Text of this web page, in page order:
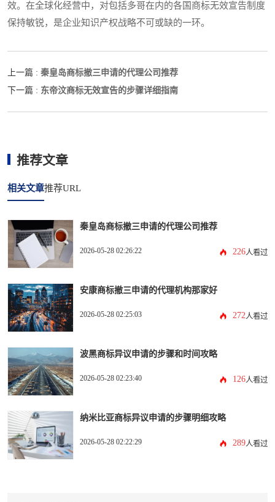
效。在全球化经营中，对包括多哥在内的各国商标无效宣告制度
保持敏锐，是企业知识产权战略不可或缺的一环。
上一篇 : 秦皇岛商标撤三申请的代理公司推荐
下一篇 : 东帝汶商标无效宣告的步骤详细指南
推荐文章
相关文章推荐URL
秦皇岛商标撤三申请的代理公司推荐
2026-05-28 02:26:22 226人看过
安康商标撤三申请的代理机构那家好
2026-05-28 02:25:03 272人看过
波黑商标异议申请的步骤和时间攻略
2026-05-28 02:23:40 126人看过
纳米比亚商标异议申请的步骤明细攻略
2026-05-28 02:22:29 289人看过